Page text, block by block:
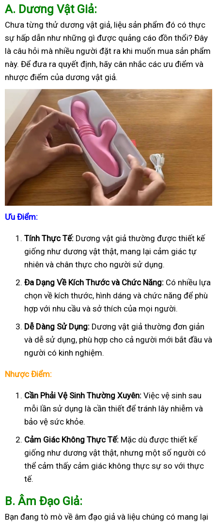
A. Dương Vật Giả:
Chưa từng thử dương vật giả, liệu sản phẩm đó có thực
sự hấp dẫn như những gì được quảng cáo đồn thổi? Đây
là câu hỏi mà nhiều người đặt ra khi muốn mua sản phẩm
này. Để đưa ra quyết định, hãy cân nhắc các ưu điểm và
nhược điểm của dương vật giả.
Ưu Điểm:
Tính Thực Tế: Dương vật giả thường được thiết kế
giống như dương vật thật, mang lại cảm giác tự
nhiên và chân thực cho người sử dụng.
Đa Dạng Về Kích Thước và Chức Năng: Có nhiều lựa
chọn về kích thước, hình dáng và chức năng để phù
hợp với nhu cầu và sở thích của mọi người.
Dễ Dàng Sử Dụng: Dương vật giả thường đơn giản
và dễ sử dụng, phù hợp cho cả người mới bắt đầu và
người có kinh nghiệm.
Nhược Điểm:
Cần Phải Vệ Sinh Thường Xuyên: Việc vệ sinh sau
mỗi lần sử dụng là cần thiết để tránh lây nhiễm và
bảo vệ sức khỏe.
Cảm Giác Không Thực Tế: Mặc dù được thiết kế
giống như dương vật thật, nhưng một số người có
thể cảm thấy cảm giác không thực sự so với thực
tế.
B. Âm Đạo Giả:
Bạn đang tò mò về âm đạo giả và liệu chúng có mang lại